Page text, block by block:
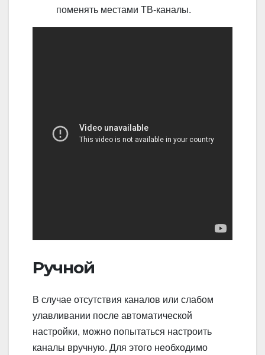
поменять местами ТВ-каналы.
Ручной
В случае отсутствия каналов или слабом
улавливании после автоматической
настройки, можно попытаться настроить
каналы вручную. Для этого необходимо